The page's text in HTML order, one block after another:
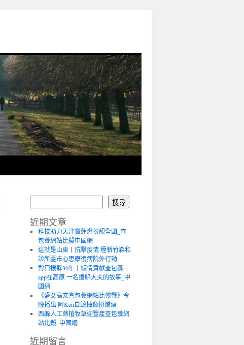
搜尋
近期文章
科技助力天津寶蓮燈扮靚全國_查
包養網站比擬中國網
這就是山東丨抗擊疫情 煙新竹森和
診所臺市心思康復病院外行動
對口援躲30年丨傾情貢獻查包養
app在高原 一名援躲大夫的故事_中
國網
《盛女高文喜包養網站比較戰》今
晚播出 阿Ken自毀抽像扮嬌癡
西躲人工蒔植牧草迎豐產查包養網
站比擬_中國網
近期留言